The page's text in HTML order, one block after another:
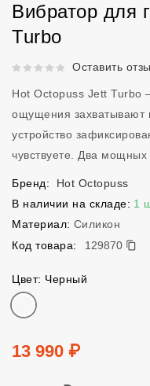
Вибратор для
Turbo
Рейтинг 5 из 5.Оставить
Hot Octopuss Jett Turbo
ощущения захватывают
устройство
чувствуете. Два
Бренд:
Hot Octopuss
В наличии на складе: 1
Материал: Силикон
Код товара:
129870
129870
Цвет: Черный
Цвет
Цена
13 990 ₽